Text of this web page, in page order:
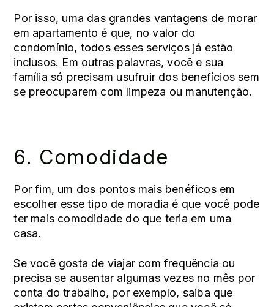
Por isso, uma das grandes vantagens de morar
em apartamento é que, no valor do
condomínio, todos esses serviços já estão
inclusos. Em outras palavras, você e sua
família só precisam usufruir dos benefícios sem
se preocuparem com limpeza ou manutenção.
6. Comodidade
Por fim, um dos pontos mais benéficos em
escolher esse tipo de moradia é que você pode
ter mais comodidade do que teria em uma
casa.
Se você gosta de viajar com frequência ou
precisa se ausentar algumas vezes no mês por
conta do trabalho, por exemplo, saiba que